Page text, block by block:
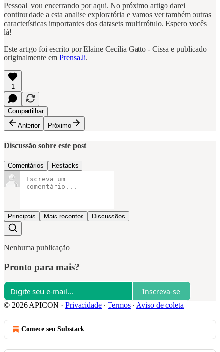
Pessoal, vou encerrando por aqui. No próximo artigo darei
continuidade a esta analise exploratória e vamos ver também outras
características importantes dos datasets multirrótulo. Espero vocês
lá!
Este artigo foi escrito por Elaine Cecília Gatto - Cissa e publicado
originalmente em Prensa.li.
1
Compartilhar
Anterior
Próximo
Discussão sobre este post
Comentários Restacks
Principais Mais recentes Discussões
Nenhuma publicação
Pronto para mais?
Inscreva-se
© 2026 APICON · Privacidade ∙ Termos ∙ Aviso de coleta
Comece seu Substack